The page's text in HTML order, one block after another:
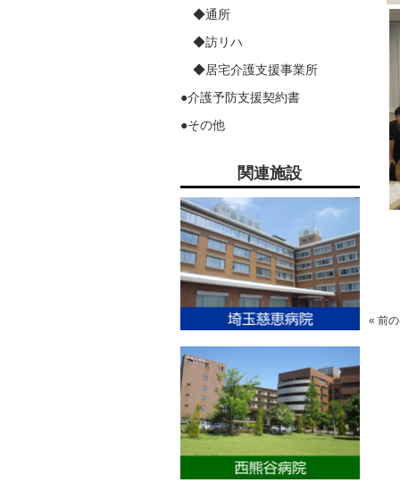
« 前
◆通所
◆訪リハ
◆居宅介護支援事業所
●介護予防支援契約書
●その他
関連施設